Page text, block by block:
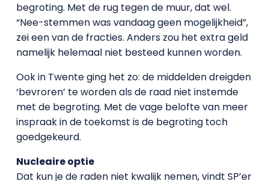
begroting. Met de rug tegen de muur, dat wel.
“Nee-stemmen was vandaag geen mogelijkheid”,
zei een van de fracties. Anders zou het extra geld
namelijk helemaal niet besteed kunnen worden.
Ook in Twente ging het zo: de middelden dreigden
‘bevroren’ te worden als de raad niet instemde
met de begroting. Met de vage belofte van meer
inspraak in de toekomst is de begroting toch
goedgekeurd.
Nucleaire optie
Dat kun je de raden niet kwalijk nemen, vindt SP’er